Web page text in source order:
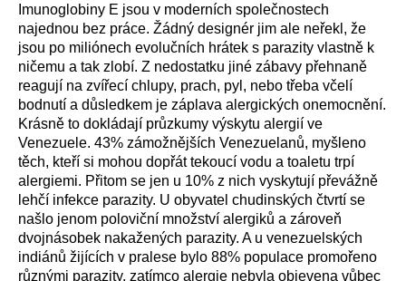
Imunoglobiny E jsou v moderních společnostech
najednou bez práce. Žádný designér jim ale neřekl, že
jsou po miliónech evolučních hrátek s parazity vlastně k
ničemu a tak zlobí. Z nedostatku jiné zábavy přehnaně
reagují na zvířecí chlupy, prach, pyl, nebo třeba včelí
bodnutí a důsledkem je záplava alergických onemocnění.
Krásně to dokládají průzkumy výskytu alergií ve
Venezuele. 43% zámožnějších Venezuelanů, myšleno
těch, kteří si mohou dopřát tekoucí vodu a toaletu trpí
alergiemi. Přitom se jen u 10% z nich vyskytují převážně
lehčí infekce parazity. U obyvatel chudinských čtvrtí se
našlo jenom poloviční množství alergiků a zároveň
dvojnásobek nakažených parazity. A u venezuelských
indiánů žijících v pralese bylo 88% populace promořeno
různými parazity, zatímco alergie nebyla objevena vůbec